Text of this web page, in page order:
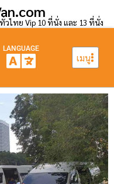
วไทย Vip 10 ที่นั่ง และ 13 ที่นั่ง
เมนู
LANGUAGE